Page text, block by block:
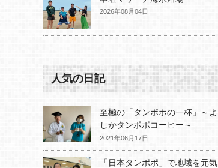
2026年08月04日
人気の日記
至極の「タンポポの一杯」～よ
しかタンポポコーヒー～
2021年06月17日
「日本タンポポ」で地域を元気